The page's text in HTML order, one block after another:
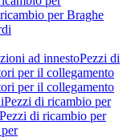
per Braghe
ad innestoPezzi di
per il collegamento
per il collegamento
Pezzi di ricambio per
Pezzi di ricambio per